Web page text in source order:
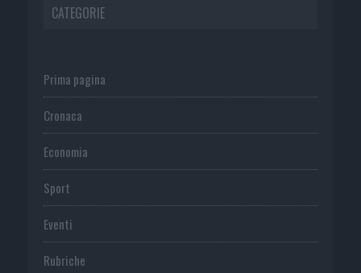
CATEGORIE
Prima pagina
Cronaca
Economia
Sport
Eventi
Rubriche